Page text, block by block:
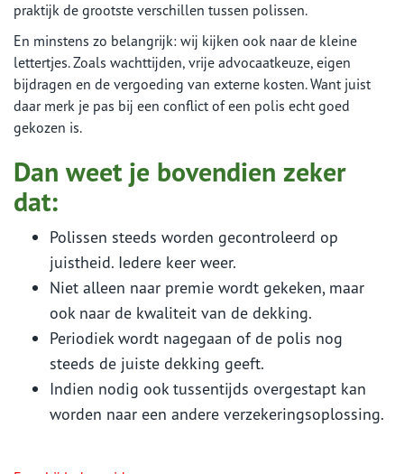
praktijk de grootste verschillen tussen polissen.
En minstens zo belangrijk: wij kijken ook naar de kleine
lettertjes. Zoals wachttijden, vrije advocaatkeuze, eigen
bijdragen en de vergoeding van externe kosten. Want juist
daar merk je pas bij een conflict of een polis echt goed
gekozen is.
Dan weet je bovendien zeker
dat:
Polissen steeds worden gecontroleerd op
juistheid. Iedere keer weer.
Niet alleen naar premie wordt gekeken, maar
ook naar de kwaliteit van de dekking.
Periodiek wordt nagegaan of de polis nog
steeds de juiste dekking geeft.
Indien nodig ook tussentijds overgestapt kan
worden naar een andere verzekeringsoplossing.